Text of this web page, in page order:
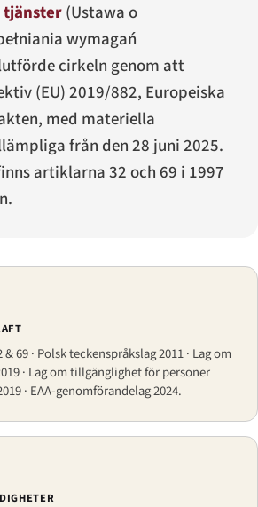
tjänster(Ustawa o
wymagań
cirkeln genom att
(EU) 2019/882, Europeiska
med materiella
från den 28 juni 2025.
artiklarna 32 och 69 i 1997
69 · Polsk teckenspråkslag 2011 · Lag om
· Lag om tillgänglighet för personer
· EAA-genomförandelag 2024.